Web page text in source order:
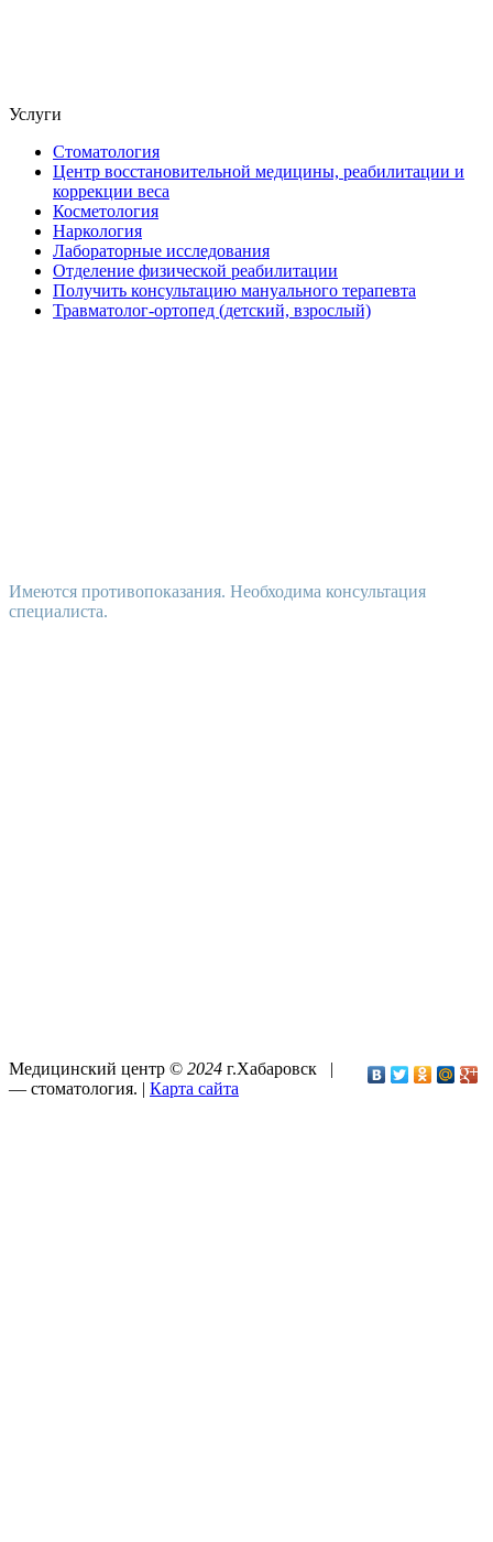
Услуги
Стоматология
Центр восстановительной медицины, реабилитации и
коррекции веса
Косметология
Наркология
Лабораторные исследования
Отделение физической реабилитации
Получить консультацию мануального терапевта
Травматолог-ортопед (детский, взрослый)
Имеются противопоказания. Необходима консультация
специалиста.
Медицинский центр © 2024 г.Хабаровск |
— стоматология. | Карта сайта